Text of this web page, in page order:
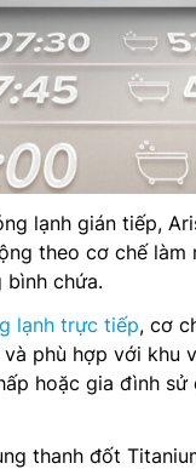
lạnh gián tiếp,
theo cơ chế làm
chứa.
lạnh trực tiếp, cơ
phù hợp với khu
hoặc gia đình sử
thanh đốt